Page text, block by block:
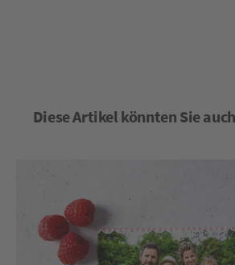
Diese Artikel könnten Sie